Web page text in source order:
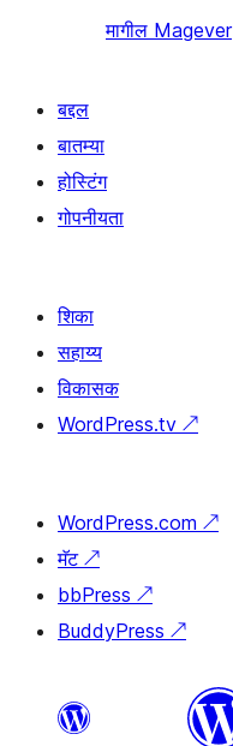
मागील Magever
बद्दल
बातम्या
होस्टिंग
गोपनीयता
शिका
सहाय्य
विकासक
WordPress.tv ↗
WordPress.com ↗
मॅट ↗
bbPress ↗
BuddyPress ↗